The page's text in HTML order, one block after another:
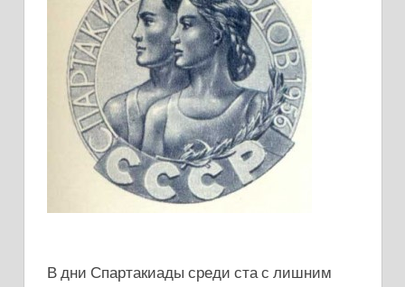
В дни Спартакиады среди ста с лишним